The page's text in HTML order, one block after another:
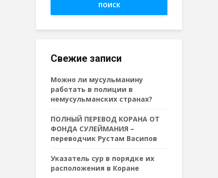
ПОИСК
Свежие записи
Можно ли мусульманину
работать в полиции в
немусульманских странах?
ПОЛНЫЙ ПЕРЕВОД КОРАНА ОТ
ФОНДА СУЛЕЙМАНИЯ –
переводчик Рустам Васипов
Указатель сур в порядке их
расположения в Коране